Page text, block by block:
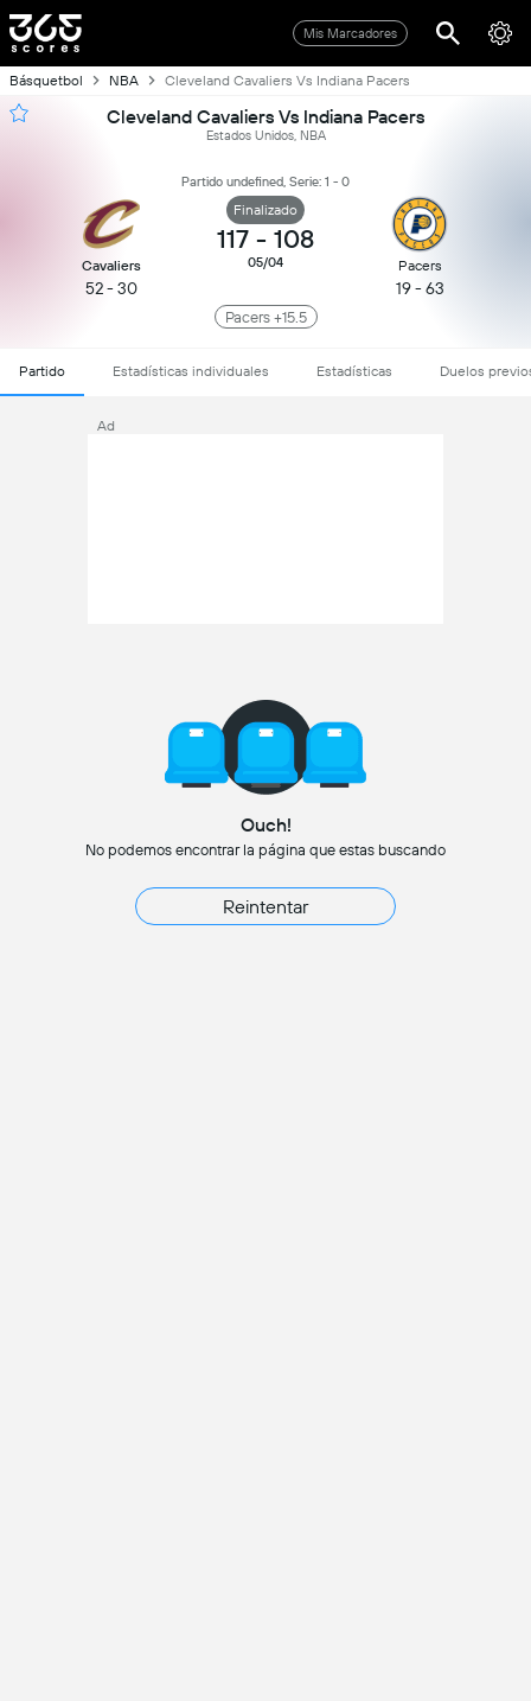
Mis Marcadores
Básquetbol NBA Cleveland Cavaliers Vs Indiana Pacers
Cleveland Cavaliers Vs Indiana Pacers
Estados Unidos, NBA
Partido undefined, Serie: 1 - 0
Cavaliers
52 - 30
Finalizado
117 - 108
05/04 Pacers
19 - 63
Pacers +15.5
Partido Estadísticas individuales Estadísticas Duelos
Ad
Ouch!
No podemos encontrar la página que estas buscando
Reintentar